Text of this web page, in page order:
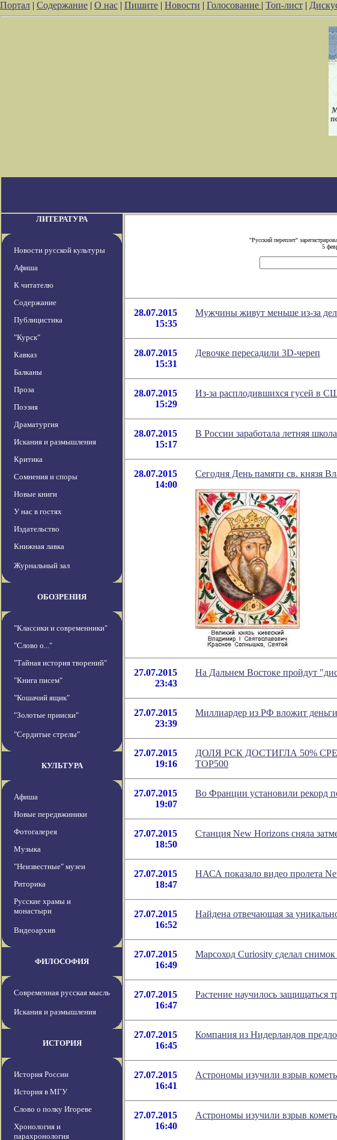
Портал | Содержание | О нас | Пишите | Новости | Голосование | Топ-лист |
ЛИТЕРАТУРА
Новости русской культуры
Афиша
К читателю
Содержание
Публицистика
"Курск"
Кавказ
Балканы
Проза
Поэзия
Драматургия
Искания и размышления
Критика
Сомнения и споры
Новые книги
У нас в гостях
Издательство
Книжная лавка
Журнальный зал
ОБОЗРЕНИЯ
"Классики и современники"
"Слово о..."
"Тайная история творений"
"Книга писем"
"Кошачий ящик"
"Золотые прииски"
"Сердитые стрелы"
КУЛЬТУРА
Афиша
Новые передвжиники
Фотогалерея
Музыка
"Неизвестные" музеи
Риторика
Русские храмы и
монастыри
Видеоархив
ФИЛОСОФИЯ
Современная русская мысль
Искания и размышления
ИСТОРИЯ
История России
История в МГУ
Слово о полку Игореве
Хронология и
парахронология
"Русский переплет"
5
28.07.2015
15:35
Мужчины живут меньше из-за
28.07.2015
15:31
Девочке пересадили 3D-череп
28.07.2015
15:29
Из-за расплодившихся гусей в
28.07.2015
15:17
В России заработала летняя
28.07.2015
14:00
Сегодня День памяти св. князя
27.07.2015
23:43
На Дальнем Востоке пройдут
27.07.2015
23:39
Миллиардер из РФ вложит
27.07.2015
19:16
ДОЛЯ РСК ДОСТИГЛА 50%
TOP500
27.07.2015
19:07
Во Франции установили рекорд
27.07.2015
18:50
Станция New Horizons сняла
27.07.2015
18:47
НАСА показало видео пролета
27.07.2015
16:52
Найдена отвечающая за
27.07.2015
16:49
Марсоход Curiosity сделал
27.07.2015
16:47
Растение научилось защищаться
27.07.2015
16:45
Компания из Нидерландов
27.07.2015
16:41
Астрономы изучили взрыв
27.07.2015
16:40
Астрономы изучили взрыв